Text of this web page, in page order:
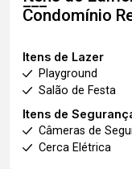
Condomínio
Itens de Lazer
Playground
Salão de Festa
Itens de
Câmeras de
Cerca Elétrica